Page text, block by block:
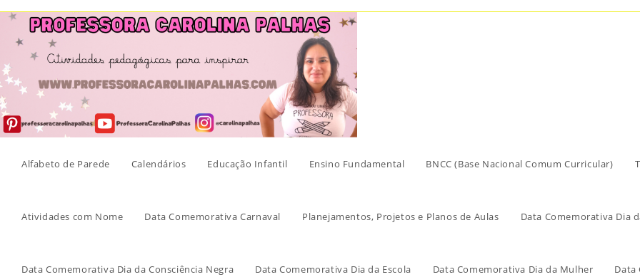
Skip
content
Alfabeto de Parede Calendários Educação Infantil Ensino Fundamental BNCC (Base Nacional Comum Curricular)
Atividades com Nome Data Comemorativa Carnaval Planejamentos, Projetos e Planos de Aulas Data Comemorativa Dia
Data Comemorativa Dia da Consciência Negra Data Comemorativa Dia da Escola Data Comemorativa Dia da Mulher Data